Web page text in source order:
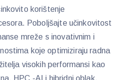
korištenje
Poboljšajte učinkovitost
mreže s inovativnim i
koje optimiziraju radna
visokih performansi kao
HPC -AI i hibridni oblak.